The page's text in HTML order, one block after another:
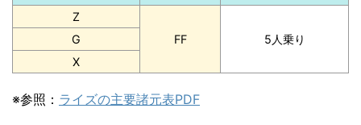
Z
FF
5人乗り
G
X
※参照： ライズの主要諸元表PDF